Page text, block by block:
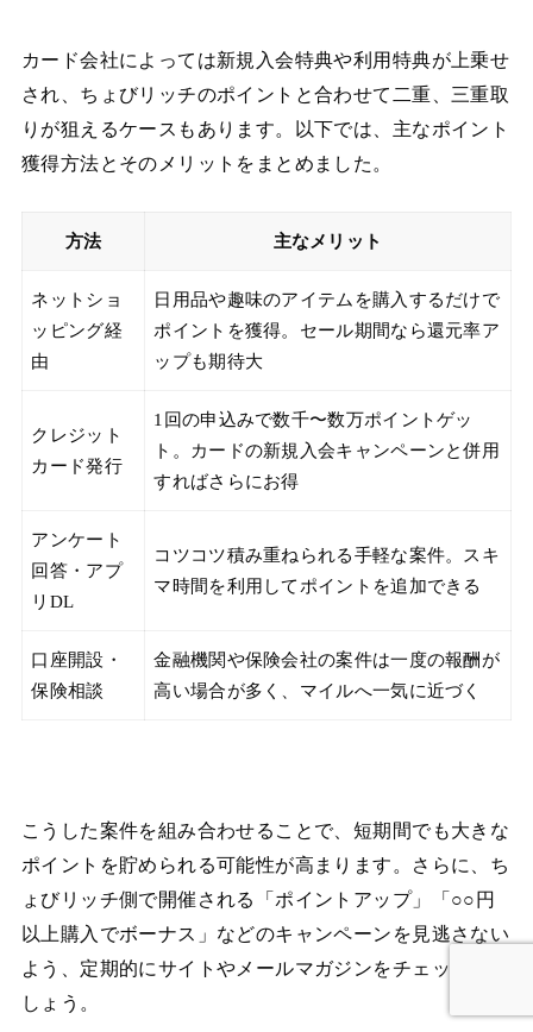
カード会社によっては新規入会特典や利用特典が上乗せ
され、ちょびリッチのポイントと合わせて二重、三重取
りが狙えるケースもあります。以下では、主なポイント
獲得方法とそのメリットをまとめました。
方法 主なメリット
ネットショ
ッピング経
由
日用品や趣味のアイテムを購入するだけで
ポイントを獲得。セール期間なら還元率ア
ップも期待大
クレジット
カード発行
1回の申込みで数千〜数万ポイントゲッ
ト。カードの新規入会キャンペーンと併用
すればさらにお得
アンケート
回答・アプ
リDL
コツコツ積み重ねられる手軽な案件。スキ
マ時間を利用してポイントを追加できる
口座開設・
保険相談
金融機関や保険会社の案件は一度の報酬が
高い場合が多く、マイルへ一気に近づく
こうした案件を組み合わせることで、短期間でも大きな
ポイントを貯められる可能性が高まります。さらに、ち
ょびリッチ側で開催される「ポイントアップ」「○○円
以上購入でボーナス」などのキャンペーンを見逃さない
よう、定期的にサイトやメールマガジンをチェックしま
しょう。